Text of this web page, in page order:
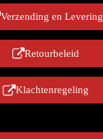
Verzending en Levering
Retourbeleid
Klachtenregeling